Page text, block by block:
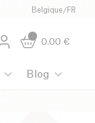
Belgique /FR
0.00 €
Blog